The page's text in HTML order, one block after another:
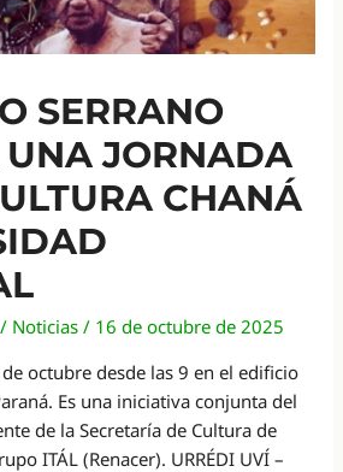
SERRANO
JORNADA
CHANÁ
/ Noticias / 16 de octubre de 2025
octubre desde las 9 en el edificio
Es una iniciativa conjunta del
de la Secretaría de Cultura de
ITÁL (Renacer). URRÉDI UVÍ –